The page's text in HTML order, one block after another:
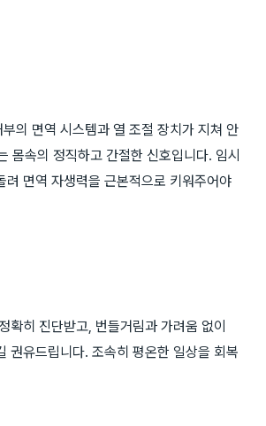
의 면역 시스템과 열 조절 장치가 지쳐 안
몸속의 정직하고 간절한 신호입니다. 임시
면역 자생력을 근본적으로 키워주어야
히 진단받고, 번들거림과 가려움 없이
권유드립니다. 조속히 평온한 일상을 회복